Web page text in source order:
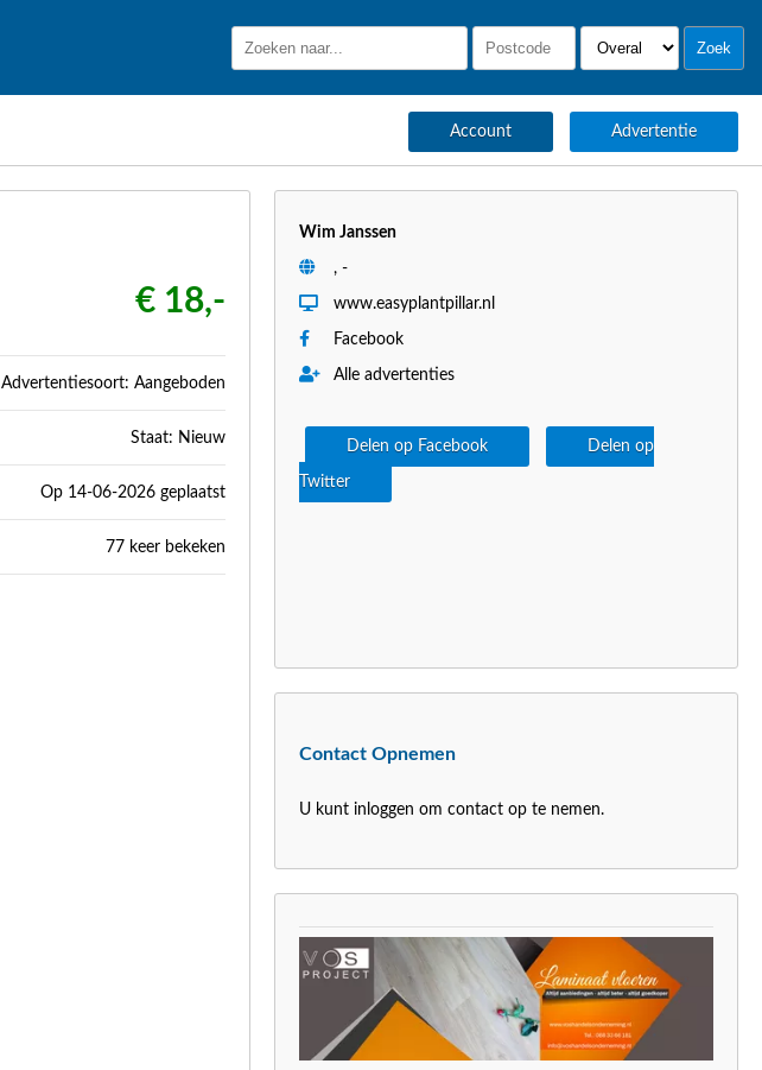
Account Advertentie
€ 18,-
Advertentiesoort: Aangeboden
Staat: Nieuw
Op 14-06-2026 geplaatst
77 keer bekeken
Wim Janssen
, -
www.easyplantpillar.nl
Facebook
Alle advertenties
Delen op Facebook Delen op
Twitter
Contact Opnemen
U kunt inloggen om contact op te nemen.